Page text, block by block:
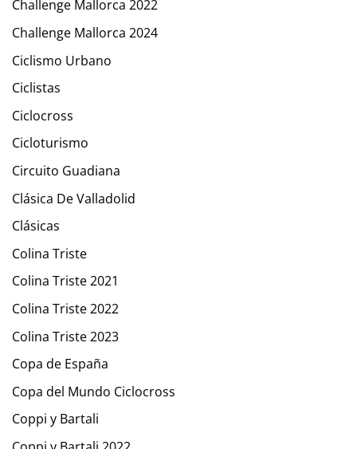
Challenge Mallorca 2022
Challenge Mallorca 2024
Ciclismo Urbano
Ciclistas
Ciclocross
Cicloturismo
Circuito Guadiana
Clásica De Valladolid
Clásicas
Colina Triste
Colina Triste 2021
Colina Triste 2022
Colina Triste 2023
Copa de España
Copa del Mundo Ciclocross
Coppi y Bartali